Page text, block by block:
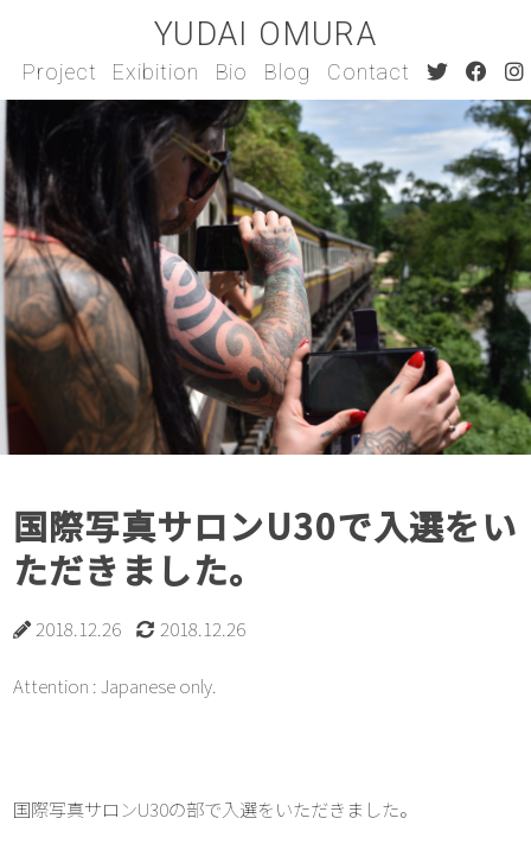
YUDAI OMURA
Project Exibition Bio Blog Contact
国際写真サロンU30で入選をい
ただきました。
2018.12.26 2018.12.26
Attention : Japanese only.
国際写真サロンU30の部で入選をいただきました。